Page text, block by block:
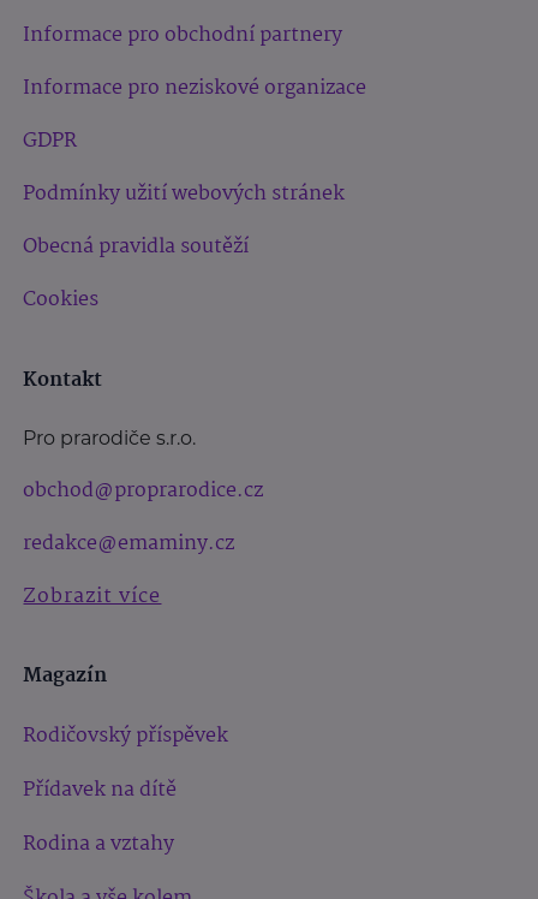
Informace pro obchodní partnery
Informace pro neziskové organizace
GDPR
Podmínky užití webových stránek
Obecná pravidla soutěží
Cookies
Kontakt
Pro prarodiče s.r.o.
obchod@proprarodice.cz
redakce@emaminy.cz
Zobrazit více
Magazín
Rodičovský příspěvek
Přídavek na dítě
Rodina a vztahy